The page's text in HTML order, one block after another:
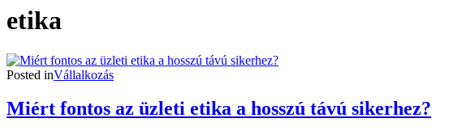
etika
Posted inVállalkozás
Miért fontos az üzleti etika a hosszú távú sikerhez?